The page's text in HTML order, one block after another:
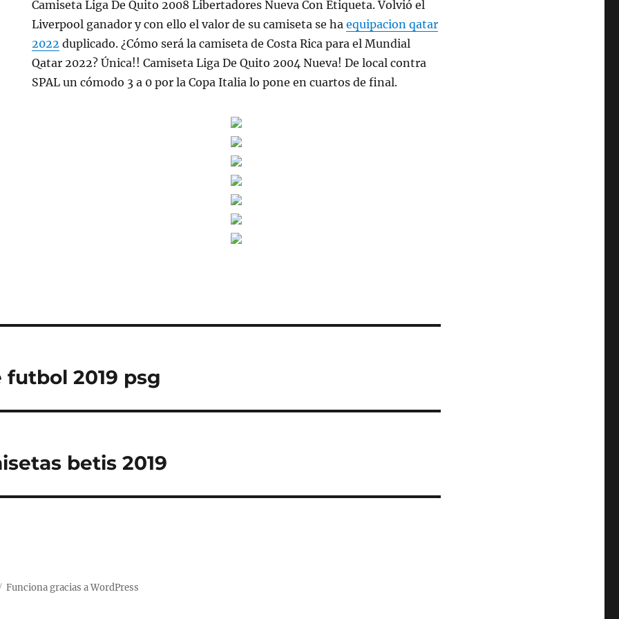
Camiseta Liga De Quito 2008 Libertadores Nueva Con Etiqueta. Volvió el
Liverpool ganador y con ello el valor de su camiseta se haequipacion qatar
2022 duplicado. ¿Cómo será la camiseta de Costa Rica para el Mundial
Qatar 2022? Única!! Camiseta Liga De Quito 2004 Nueva! De local contra
SPAL un cómodo 3 a 0 por la Copa Italia lo pone en cuartos de final.
2019 psg
betis 2019
Funciona gracias a WordPress